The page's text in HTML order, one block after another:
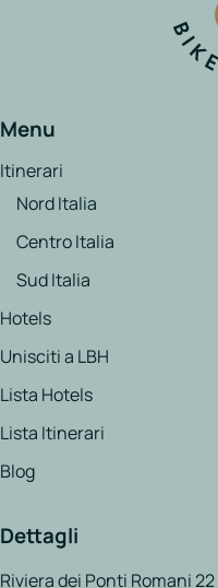
Menu
Itinerari
Nord Italia
Centro Italia
Sud Italia
Hotels
Unisciti a LBH
Lista Hotels
Lista Itinerari
Blog
Dettagli
Riviera dei Ponti Romani 22